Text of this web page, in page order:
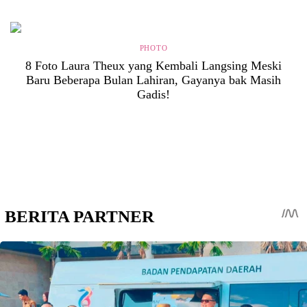
PHOTO
8 Foto Laura Theux yang Kembali Langsing Meski
Baru Beberapa Bulan Lahiran, Gayanya bak Masih
Gadis!